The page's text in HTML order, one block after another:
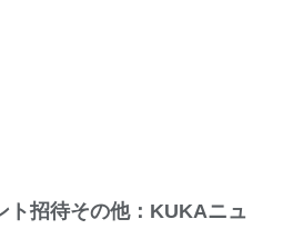
ト招待その他：KUKAニュ